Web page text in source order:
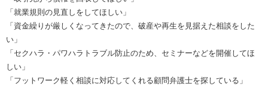
「就業規則の見直しをしてほしい」
「資金繰りが厳しくなってきたので、破産や再生を見据えた相談をした
い」
「セクハラ・パワハラトラブル防止のため、セミナーなどを開催してほ
しい」
「フットワーク軽く相談に対応してくれる顧問弁護士を探している」